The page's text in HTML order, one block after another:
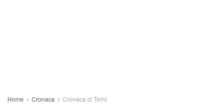
Home Cronaca Cronaca di Terni